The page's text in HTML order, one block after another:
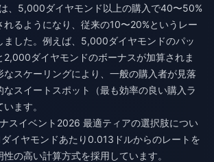
、5,000ダイヤモンド以上の購入で40〜50%
れるようになり、従来の10〜20%というレー
ました。例えば、5,000ダイヤモンドのパッ
2,000ダイヤモンドのボーナスが加算されま
なスケーリングにより、一般の購入者が見落
なスイートスポット（最も効率の良い購入ラ
ます。
スイベント2026 最適ティアの選択肢につい
イヤモンドあたり0.013ドルからのレートを
の高い計算方式を採用しています。